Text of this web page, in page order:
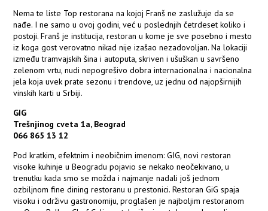
Nema te liste Top restorana na kojoj Franš ne zaslužuje da se
nađe. I ne samo u ovoj godini, već u poslednjih četrdeset koliko i
postoji. Franš je institucija, restoran u kome je sve posebno i mesto
iz koga gost verovatno nikad nije izašao nezadovoljan. Na lokaciji
između tramvajskih šina i autoputa, skriven i ušuškan u savršeno
zelenom vrtu, nudi nepogrešivo dobra internacionalna i nacionalna
jela koja uvek prate sezonu i trendove, uz jednu od najopširnijih
vinskih karti u Srbiji.
GIG
Trešnjinog cveta 1a, Beograd
066 865 13 12
Pod kratkim, efektnim i neobičnim imenom: GIG, novi restoran
visoke kuhinje u Beogradu pojavio se nekako neočekivano, u
trenutku kada smo se možda i najmanje nadali još jednom
ozbiljnom fine dining restoranu u prestonici. Restoran GiG spaja
visoku i održivu gastronomiju, proglašen je najboljim restoranom